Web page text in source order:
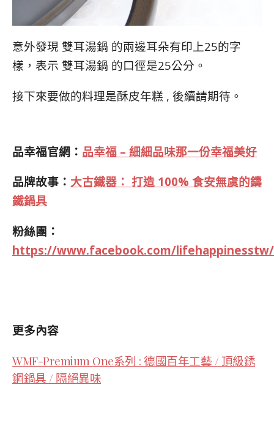
意外發現 雙耳湯鍋 的兩邊耳朵有印上25的字
樣，表示 雙耳湯鍋 的口徑是25公分。
接下來要做的料理是酥皮年糕 , 後續請期待。
品幸福官網： 品幸福 – 細細品味那一份幸福美好
品牌故事： 大古鐵器： 打造 100% 食安無虞的鑄
鐵鍋具
粉絲團：
https://www.facebook.com/lifehappinesstw/
更多內容
WMF-Premium One系列 : 德國百年工藝 / 頂級銹
鋼鍋具 / 隔絕異味